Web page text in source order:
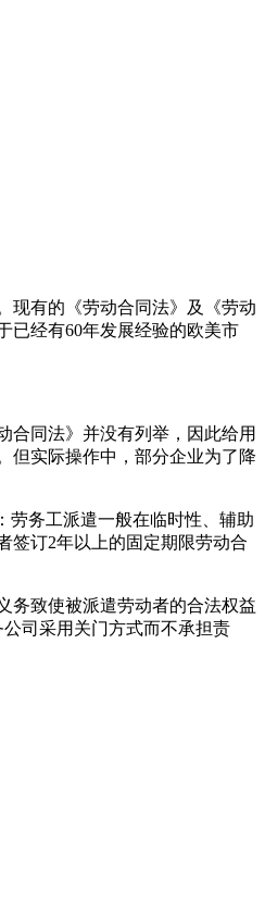
现有的《劳动合同法》及《劳动
已经有60年发展经验的欧美市
同法》并没有列举，因此给用
但实际操作中，部分企业为了降
务工派遣一般在临时性、辅助
签订2年以上的固定期限劳动合
致使被派遣劳动者的合法权益
司采用关门方式而不承担责